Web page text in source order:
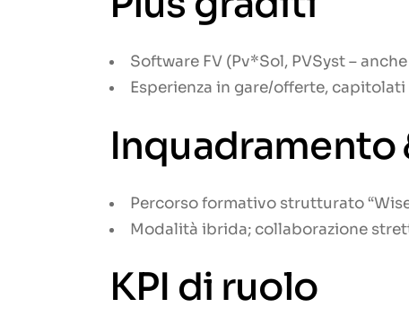
Software FV (Pv*Sol, PVSyst –
Esperienza in gare/offerte,
Inquadramento
Percorso formativo strutturato
Modalità ibrida; collaborazione
KPI di ruolo